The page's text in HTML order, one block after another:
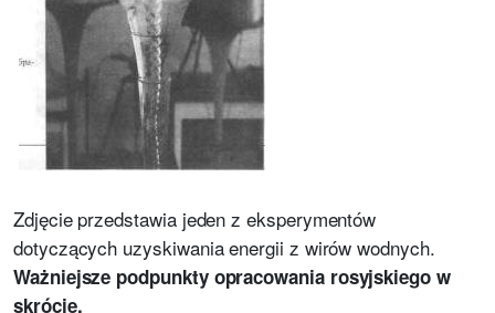
Zdjęcie przedstawia jeden z eksperymentów
dotyczących uzyskiwania energii z wirów wodnych.
Ważniejsze podpunkty opracowania rosyjskiego w
skrócie.